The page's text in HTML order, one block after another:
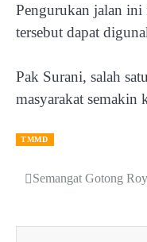
Pengurukan jalan ini
tersebut dapat
Pak Surani, salah
masyarakat semakin
TMMD
Post
Semangat Gotong